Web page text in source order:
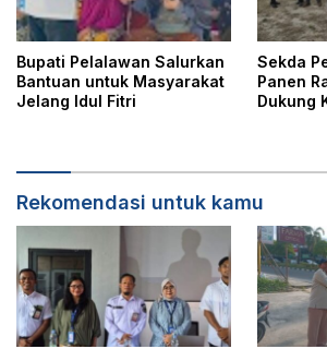
Bupati Pelalawan Salurkan
Bantuan untuk Masyarakat
Jelang Idul Fitri
Sekda
Panen
Dukung
Rekomendasi untuk kamu